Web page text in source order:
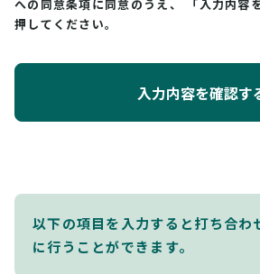
への同意条項に同意のうえ、
「入力内容
押してください。
入力内容を確認す
以下の項目を入力すると打ち合わ
に行うことができます。